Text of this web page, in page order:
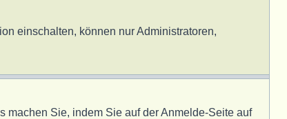
einschalten, können nur Administratoren,
machen Sie, indem Sie auf der Anmelde-Seite auf